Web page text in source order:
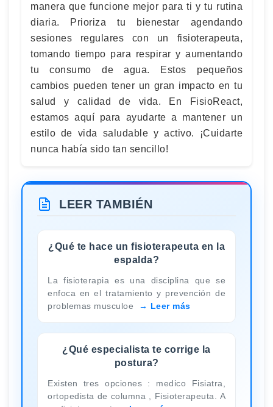
manera que funcione mejor para ti y tu rutina
diaria. Prioriza tu bienestar agendando
sesiones regulares con un fisioterapeuta,
tomando tiempo para respirar y aumentando
tu consumo de agua. Estos pequeños
cambios pueden tener un gran impacto en tu
salud y calidad de vida. En FisioReact,
estamos aquí para ayudarte a mantener un
estilo de vida saludable y activo. ¡Cuidarte
nunca había sido tan sencillo!
LEER TAMBIÉN
¿Qué te hace un fisioterapeuta en la
espalda?
La fisioterapia es una disciplina que se
enfoca en el tratamiento y prevención de
problemas musculoe
Leer más
¿Qué especialista te corrige la
postura?
Existen tres opciones : medico Fisiatra,
ortopedista de columna , Fisioterapeuta. A